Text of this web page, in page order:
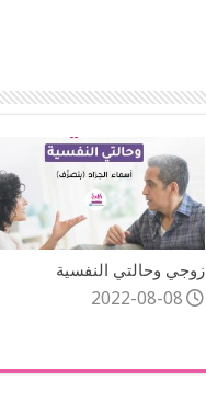
زوجي وحالتي النفسية
2022-08-08